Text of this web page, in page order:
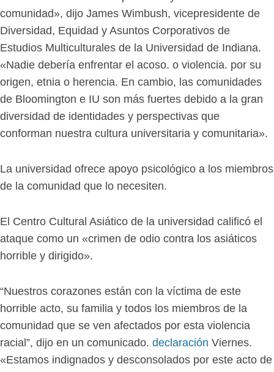
comunidad», dijo James Wimbush, vicepresidente de
Diversidad, Equidad y Asuntos Corporativos de
Estudios Multiculturales de la Universidad de Indiana.
«Nadie debería enfrentar el acoso. o violencia. por su
origen, etnia o herencia. En cambio, las comunidades
de Bloomington e IU son más fuertes debido a la gran
diversidad de identidades y perspectivas que
conforman nuestra cultura universitaria y comunitaria».
La universidad ofrece apoyo psicológico a los miembros
de la comunidad que lo necesiten.
El Centro Cultural Asiático de la universidad calificó el
ataque como un «crimen de odio contra los asiáticos
horrible y dirigido».
“Nuestros corazones están con la víctima de este
horrible acto, su familia y todos los miembros de la
comunidad que se ven afectados por esta violencia
racial”, dijo en un comunicado. declaración Viernes.
«Estamos indignados y desconsolados por este acto de